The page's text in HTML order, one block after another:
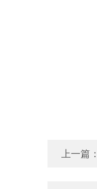
上一篇